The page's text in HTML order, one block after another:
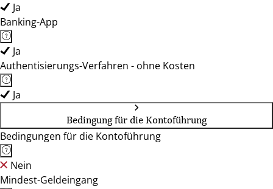
Ja
Banking-App
Ja
Authentisierungs-Verfahren - ohne Kosten
Ja
Bedingung für die Kontoführung
Bedingungen für die Kontoführung
Nein
Mindest-Geldeingang